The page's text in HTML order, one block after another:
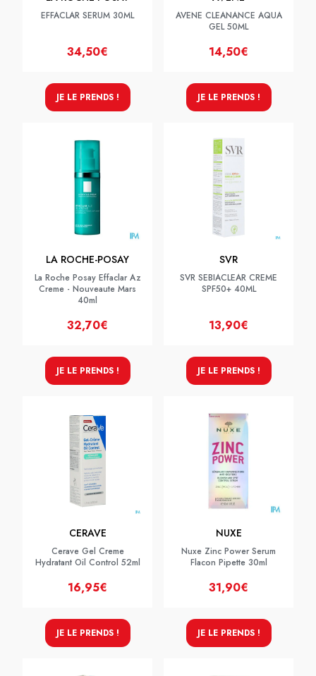
EFFACLAR SERUM 30ML
34,50€
JE LE PRENDS !
AVENE CLEANANCE AQUA
GEL 50ML
14,50€
JE LE PRENDS !
LA ROCHE-POSAY
La Roche Posay Effaclar Az
Creme - Nouveaute Mars
40ml
32,70€
JE LE PRENDS !
SVR
SVR SEBIACLEAR CREME
SPF50+ 40ML
13,90€
JE LE PRENDS !
CERAVE
Cerave Gel Creme
Hydratant Oil Control 52ml
16,95€
JE LE PRENDS !
NUXE
Nuxe Zinc Power Serum
Flacon Pipette 30ml
31,90€
JE LE PRENDS !